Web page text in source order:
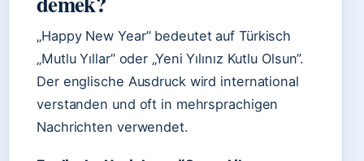
„Happy New Year” bedeutet auf Türkisch
„Mutlu Yıllar” oder „Yeni Yılınız Kutlu Olsun”.
Der englische Ausdruck wird international
verstanden und oft in mehrsprachigen
Nachrichten verwendet.